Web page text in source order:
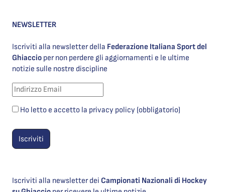
NEWSLETTER
Iscriviti alla newsletter della Federazione Italiana Sport del
Ghiaccio per non perdere gli aggiornamenti e le ultime
notizie sulle nostre discipline
Ho letto e accetto la privacy policy (obbligatorio)
Iscriviti alla newsletter dei Campionati Nazionali di Hockey